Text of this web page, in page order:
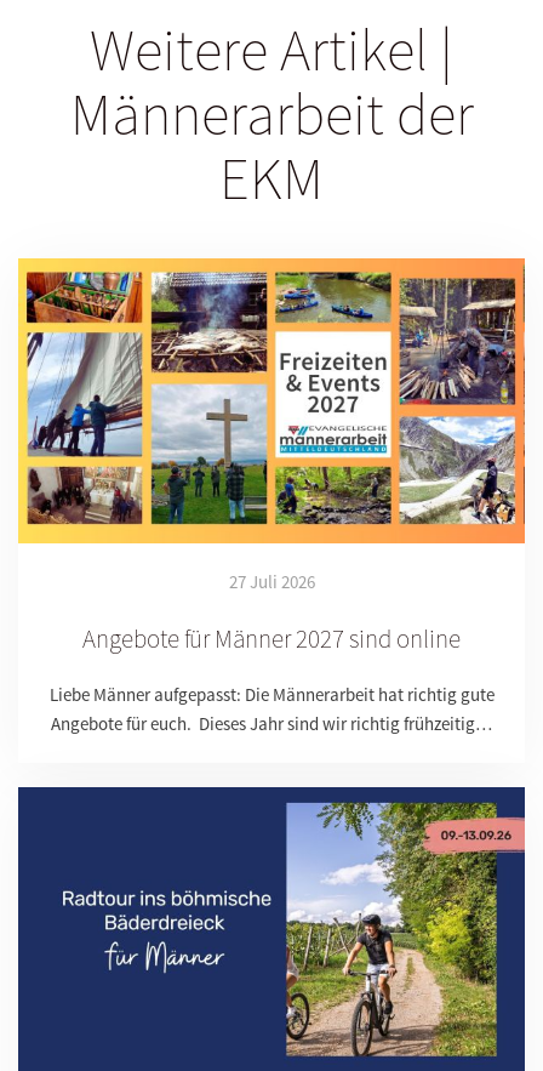
Weitere Artikel |
Männerarbeit der
EKM
27 Juli 2026
Angebote für Männer 2027 sind online
Liebe Männer aufgepasst: Die Männerarbeit hat richtig gute
Angebote für euch. Dieses Jahr sind wir richtig frühzeitig…